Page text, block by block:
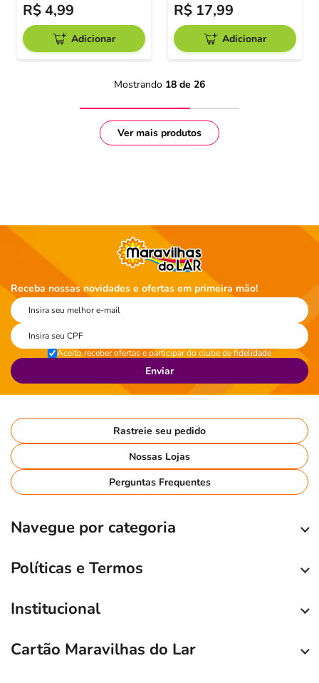
R$4,99
Adicionar
R$ 17,99
Adicionar
Mostrando 18 de 26
Receba nossas novidades e ofertas em primeira mão!
Aceito receber ofertas e participar do clube de fidelidade
Enviar
Rastreie seu pedido
Nossas Lojas
Perguntas Frequentes
Navegue por categoria
Políticas e Termos
Institucional
Cartão Maravilhas do Lar